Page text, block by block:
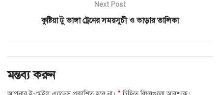
Next Post
কুষ্টিয়া টু ভাঙ্গা ট্রেনের সময়সূচী ও ভাড়ার তালিকা
মন্তব্য করুন